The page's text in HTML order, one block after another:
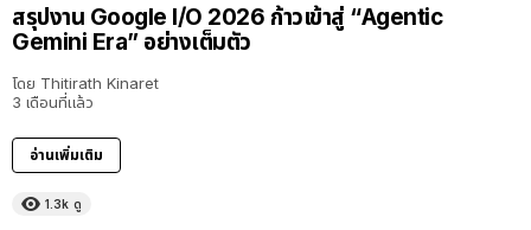
สรุปงาน Google I/O 2026 ก้าวเข้าสู่ “Agentic
Gemini Era” อย่างเต็มตัว
โดย Thitirath Kinaret
3 เดือนที่แล้ว
อ่านเพิ่มเติม
1.3k ดู